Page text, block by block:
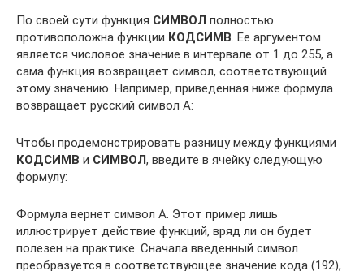
По своей сути функция СИМВОЛ полностью
противоположна функции КОДСИМВ. Ее аргументом
является числовое значение в интервале от 1 до 255, а
сама функция возвращает символ, соответствующий
этому значению. Например, приведенная ниже формула
возвращает русский символ А:
Чтобы продемонстрировать разницу между функциями
КОДСИМВ и СИМВОЛ, введите в ячейку следующую
формулу:
Формула вернет символ А. Этот пример лишь
иллюстрирует действие функций, вряд ли он будет
полезен на практике. Сначала введенный символ
преобразуется в соответствующее значение кода (192),